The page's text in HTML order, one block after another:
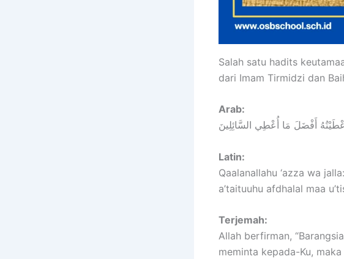
Salah satu hadits
dari Imam Tirmidzi dan
Arab:
أَفْضَلَ مَا أُعْطِي السَّائِلِينَ
Latin:
Qaalanallahu ‘azza wa
a’taituuhu afdhalal maa
Terjemah:
Allah berfirman,
meminta kepada-Ku,